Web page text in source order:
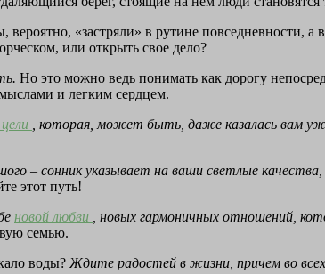
вероятно, «застряли» в рутине
или открыть свое дело?
Но это можно ведь понимать как дорогу
и легким сердцем.
, которая, может быть, даже казалась вам
– сонник указывает на ваши светлые
этот путь!
новой любви , новых гармоничных отношений,
семью.
воды? Ждите радостей в жизни, причем во